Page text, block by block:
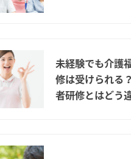
未経験でも介護
修は受けられる
者研修とはどう